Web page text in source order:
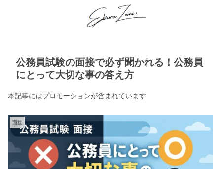
公務員試験の面接で必ず聞かれる！公務員
にとって大切な事の答え方
本記事にはプロモーションが含まれています
面接